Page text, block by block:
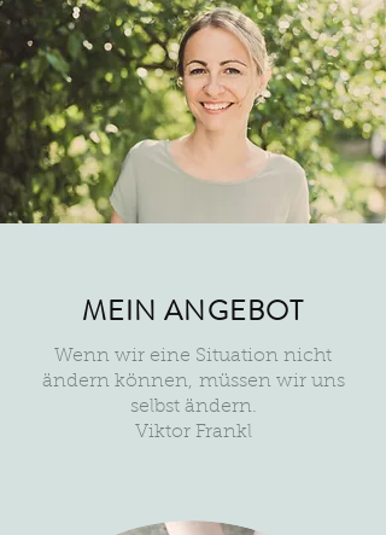
MEIN ANGEBOT
Wenn wir eine Situation nicht
ändern können, müssen wir uns
selbst ändern.
Viktor Frankl